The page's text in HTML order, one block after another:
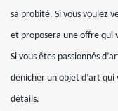
sa probité. Si vous voulez
et proposera une offre qui
Si vous êtes passionnés
dénicher un objet d’art
détails.